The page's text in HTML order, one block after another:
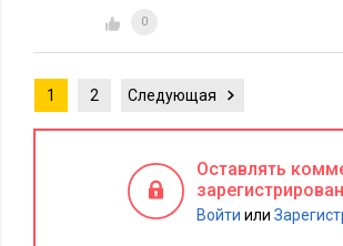
0
1 2 Следующая
Оставлять
Войти или